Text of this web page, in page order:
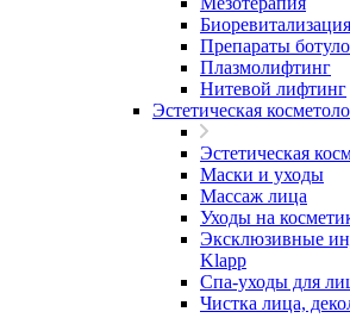
Биоревитализация
Препараты
Плазмолифтинг
Нитевой лифтинг
Эстетическая
Эстетическая
Маски и уходы
Массаж лица
Уходы на
Эксклюзивные
Klapp
Спа-уходы для
Чистка лица,